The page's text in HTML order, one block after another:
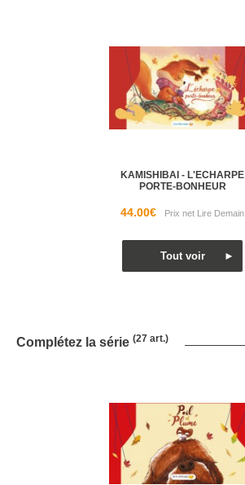
KAMISHIBAI - L'ECHARPE
PORTE-BONHEUR
44.00€
Complétez la série (27 art.)